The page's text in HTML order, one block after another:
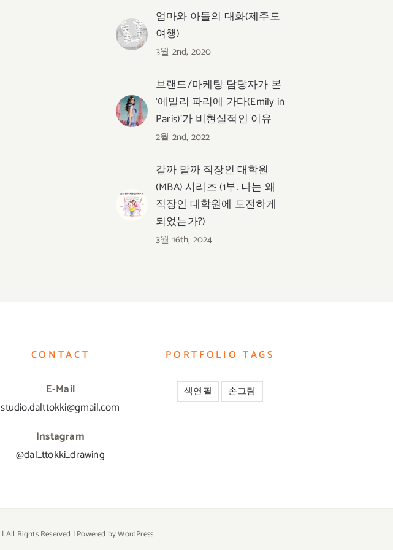
엄마와 아들의 대화(제주도
여행)
3월 2nd, 2020
브랜드/마케팅 담당자가 본
‘에밀리 파리에 가다(Emily in
Paris)’가 비현실적인 이유
2월 2nd, 2022
갈까 말까 직장인 대학원
(MBA) 시리즈 (1부. 나는 왜
직장인 대학원에 도전하게
되었는가?)
3월 16th, 2024
CONTACT
E-Mail
studio.dalttokki@gmail.com
Instagram
@dal_ttokki_drawing
PORTFOLIO TAGS
색연필 손그림
| All Rights Reserved | Powered byWordPress